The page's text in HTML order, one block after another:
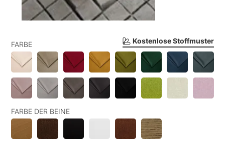
Kostenlose Stoffmuster
FARBE
FARBE DER BEINE